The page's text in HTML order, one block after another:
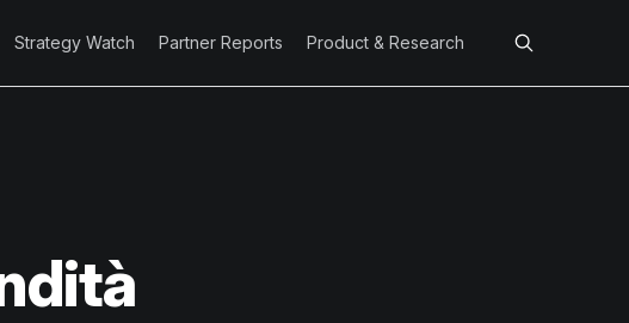
Strategy Watch Partner Reports Product & Research